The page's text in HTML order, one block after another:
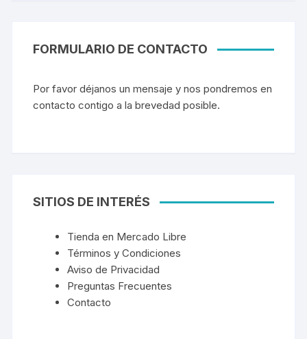
FORMULARIO DE CONTACTO
Por favor déjanos un mensaje y nos pondremos en
contacto contigo a la brevedad posible.
SITIOS DE INTERÉS
Tienda en Mercado Libre
Términos y Condiciones
Aviso de Privacidad
Preguntas Frecuentes
Contacto